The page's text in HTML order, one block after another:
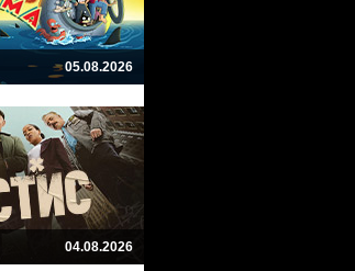
05.08.2026
04.08.2026